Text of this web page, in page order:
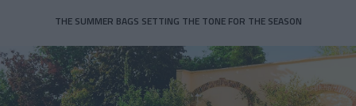
THE SUMMER BAGS SETTING THE TONE FOR THE SEASON